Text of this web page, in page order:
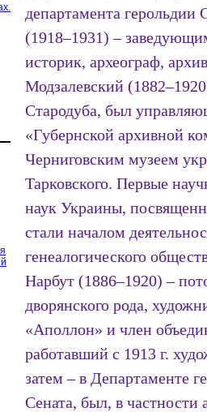
департамента герольдии
(1918–1931) –
историк, археограф,
Модзалевский
Стародуба, был
«Губернской архивной
Черниговским музеем
Тарковского. Первые
наук Украины,
стали началом
генеалогического
Нарбут (1886–1920) –
дворянского рода,
«Аполлон» и член
работавший с 1913 г.
затем – в Департаменте
Сената, был, в частности